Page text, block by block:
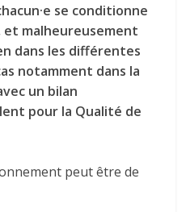
se conditionne
malheureusement
dans les différentes
notamment dans la
un bilan
pour la Qualité de
peut être de